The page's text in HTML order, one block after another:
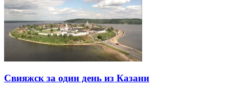
Свияжск за один день из Казани